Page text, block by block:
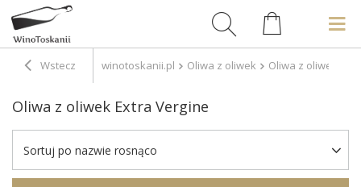
Wstecz winotoskanii.pl Oliwa z oliwek Oliwa z oliwek
Oliwa z oliwek Extra Vergine
Sortuj po nazwie rosnąco